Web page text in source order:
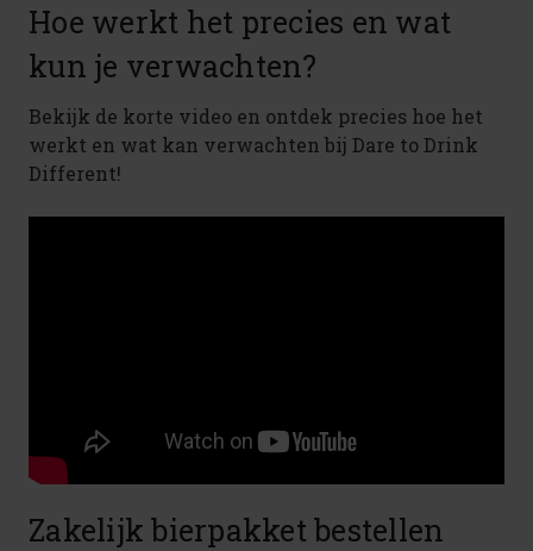
Hoe werkt het precies en wat
kun je verwachten?
Bekijk de korte video en ontdek precies hoe het
werkt en wat kan verwachten bij Dare to Drink
Different!
Zakelijk bierpakket bestellen